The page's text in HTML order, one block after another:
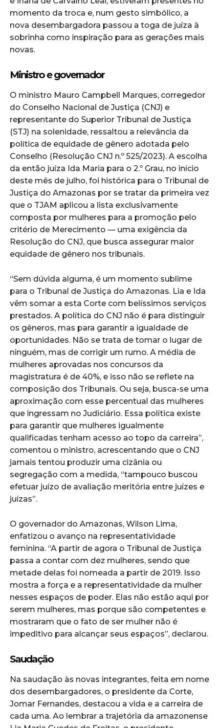
momento da troca e, num gesto simbólico, a
nova desembargadora passou a toga de juíza à
sobrinha como inspiração para as gerações mais
novas.
Ministro e governador
O ministro Mauro Campbell Marques, corregedor
do Conselho Nacional de Justiça (CNJ) e
representante do Superior Tribunal de Justiça
(STJ) na solenidade, ressaltou a relevância da
política de equidade de gênero adotada pelo
Conselho (Resolução CNJ n.º 525/2023). A escolha
da então juíza Ida Maria para o 2.º Grau, no início
deste mês de julho, foi histórica para o Tribunal de
Justiça do Amazonas por se tratar da primeira vez
que o TJAM aplicou a lista exclusivamente
composta por mulheres para a promoção pelo
critério de Merecimento — uma exigência da
Resolução do CNJ, que busca assegurar maior
equidade de gênero nos tribunais.
“Sem dúvida alguma, é um momento sublime
para o Tribunal de Justiça do Amazonas. Lia e Ida
vêm somar a esta Corte com belíssimos serviços
prestados. A política do CNJ não é para distinguir
os gêneros, mas para garantir a igualdade de
oportunidades. Não se trata de tomar o lugar de
ninguém, mas de corrigir um rumo. A média de
mulheres aprovadas nos concursos da
magistratura é de 40%, e isso não se reflete na
composição dos Tribunais. Ou seja, busca-se uma
aproximação com esse percentual das mulheres
que ingressam no Judiciário. Essa política existe
para garantir que mulheres igualmente
qualificadas tenham acesso ao topo da carreira”,
comentou o ministro, acrescentando que o CNJ
jamais tentou produzir uma cizânia ou
segregação com a medida, “tampouco buscou
efetuar juízo de avaliação meritória entre juízes e
juízas”.
O governador do Amazonas, Wilson Lima,
enfatizou o avanço na representatividade
feminina. “A partir de agora o Tribunal de Justiça
passa a contar com dez mulheres, sendo que
metade delas foi nomeada a partir de 2019. Isso
mostra a força e a representatividade da mulher
nesses espaços de poder. Elas não estão aqui por
serem mulheres, mas porque são competentes e
mostraram que o fato de ser mulher não é
impeditivo para alcançar seus espaços”, declarou.
Saudação
Na saudação às novas integrantes, feita em nome
dos desembargadores, o presidente da Corte,
Jomar Fernandes, destacou a vida e a carreira de
cada uma. Ao lembrar a trajetória da amazonense